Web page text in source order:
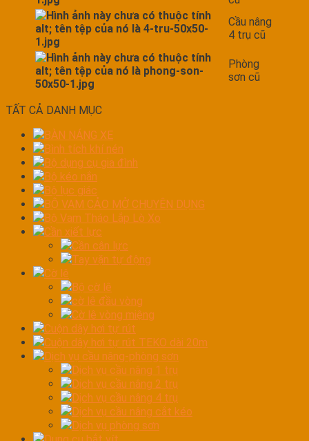
Cầu nâng
4 trụ cũ
Phòng
sơn cũ
TẤT CẢ DANH MỤC
BÀN NÁNG XE
Bình tích khí nén
Bộ dụng cụ gia đình
Bộ kéo nắn
Bộ lục giác
BỘ VAM CẢO MỞ CHUYÊN DỤNG
Bộ Vam Tháo Lắp Lò Xo
Cần xiết lực
Cần cân lực
Tay vặn tự động
Cờ lê
Bộ cờ lê
cờ lê đầu vòng
Cờ lê vòng miệng
Cuộn dây hơi tự rút
Cuộn dây hơi tự rút TEKO dài 20m
Dịch vụ cầu nâng-phòng sơn
Dịch vụ cầu nâng 1 trụ
Dịch vụ cầu nâng 2 trụ
Dịch vụ cầu nâng 4 trụ
Dịch vụ cầu nâng cắt kéo
Dịch vụ phòng sơn